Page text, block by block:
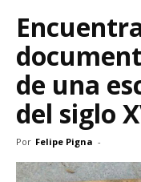
de una
del siglo
Por Felipe Pigna -